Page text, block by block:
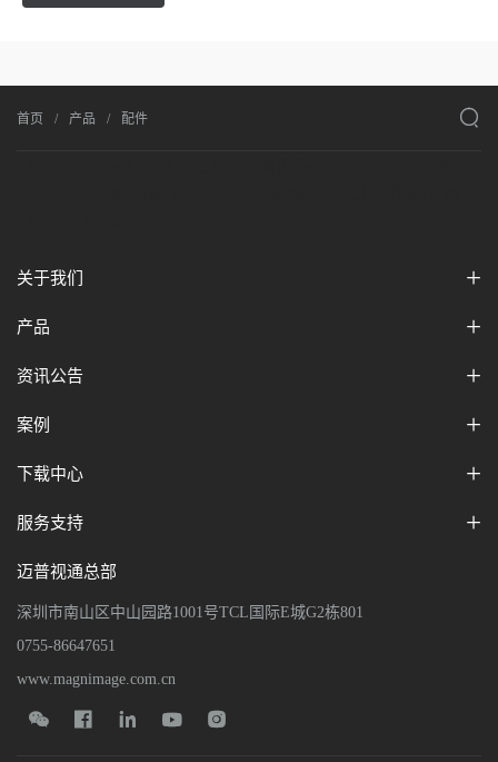
首页 产品 配件 
关于我们
产品
资讯公告
案例
下载中心
服务支持
迈普视通总部
深圳市南山区中山园路1001号TCL国际E城G2栋801
0755-86647651
www.magnimage.com.cn
    